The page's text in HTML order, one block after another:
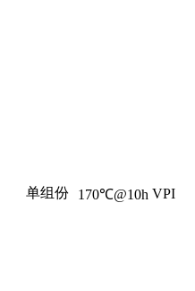
单组份 170℃@10h VPI